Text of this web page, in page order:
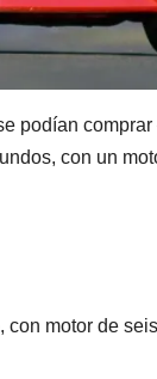
podían
con un
con motor de